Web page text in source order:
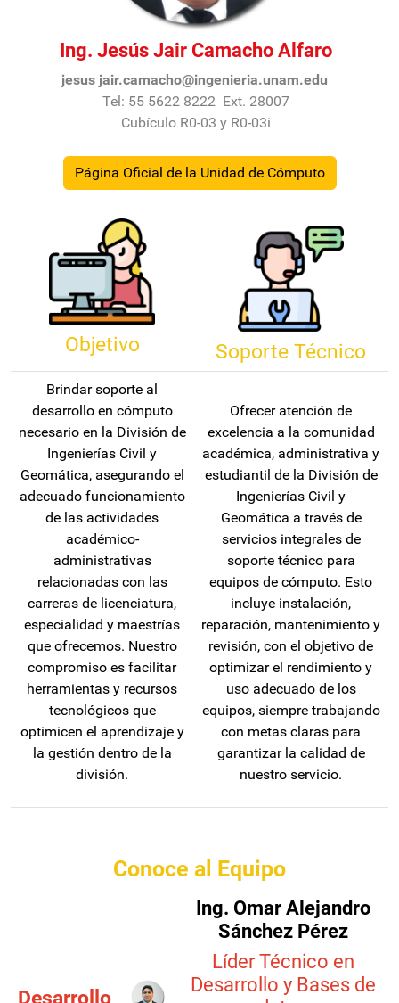
Ing. Jesús Jair Camacho Alfaro
jesus jair.camacho@ingenieria.unam.edu
Tel: 55 5622 8222 Ext. 28007
Cubículo R0-03 y R0-03i
Página Oficial de la Unidad de Cómputo
Objetivo Soporte Técnico
Brindar soporte al
desarrollo en cómputo
necesario en la División de
Ingenierías Civil y
Geomática, asegurando el
adecuado funcionamiento
de las actividades
académico-
administrativas
relacionadas con las
carreras de licenciatura,
especialidad y maestrías
que ofrecemos. Nuestro
compromiso es facilitar
herramientas y recursos
tecnológicos que
optimicen el aprendizaje y
la gestión dentro de la
división.
Ofrecer atención de
excelencia a la comunidad
académica, administrativa y
estudiantil de la División de
Ingenierías Civil y
Geomática a través de
servicios integrales de
soporte técnico para
equipos de cómputo. Esto
incluye instalación,
reparación, mantenimiento y
revisión, con el objetivo de
optimizar el rendimiento y
uso adecuado de los
equipos, siempre trabajando
con metas claras para
garantizar la calidad de
nuestro servicio.
Conoce al Equipo
Desarrollo
Ing. Omar Alejandro
Sánchez Pérez
Líder Técnico en
Desarrollo y Bases de